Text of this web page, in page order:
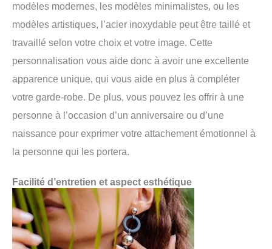
modèles modernes, les modèles minimalistes, ou les
modèles artistiques, l’acier inoxydable peut être taillé et
travaillé selon votre choix et votre image. Cette
personnalisation vous aide donc à avoir une excellente
apparence unique, qui vous aide en plus à compléter
votre garde-robe. De plus, vous pouvez les offrir à une
personne à l’occasion d’un anniversaire ou d’une
naissance pour exprimer votre attachement émotionnel à
la personne qui les portera.
Facilité d’entretien et aspect esthétique